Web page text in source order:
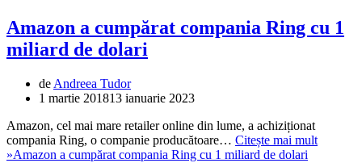
Amazon a cumpărat compania Ring cu 1
miliard de dolari
de Andreea Tudor
1 martie 201813 ianuarie 2023
Amazon, cel mai mare retailer online din lume, a achiziționat
compania Ring, o companie producătoare… Citește mai mult
»Amazon a cumpărat compania Ring cu 1 miliard de dolari